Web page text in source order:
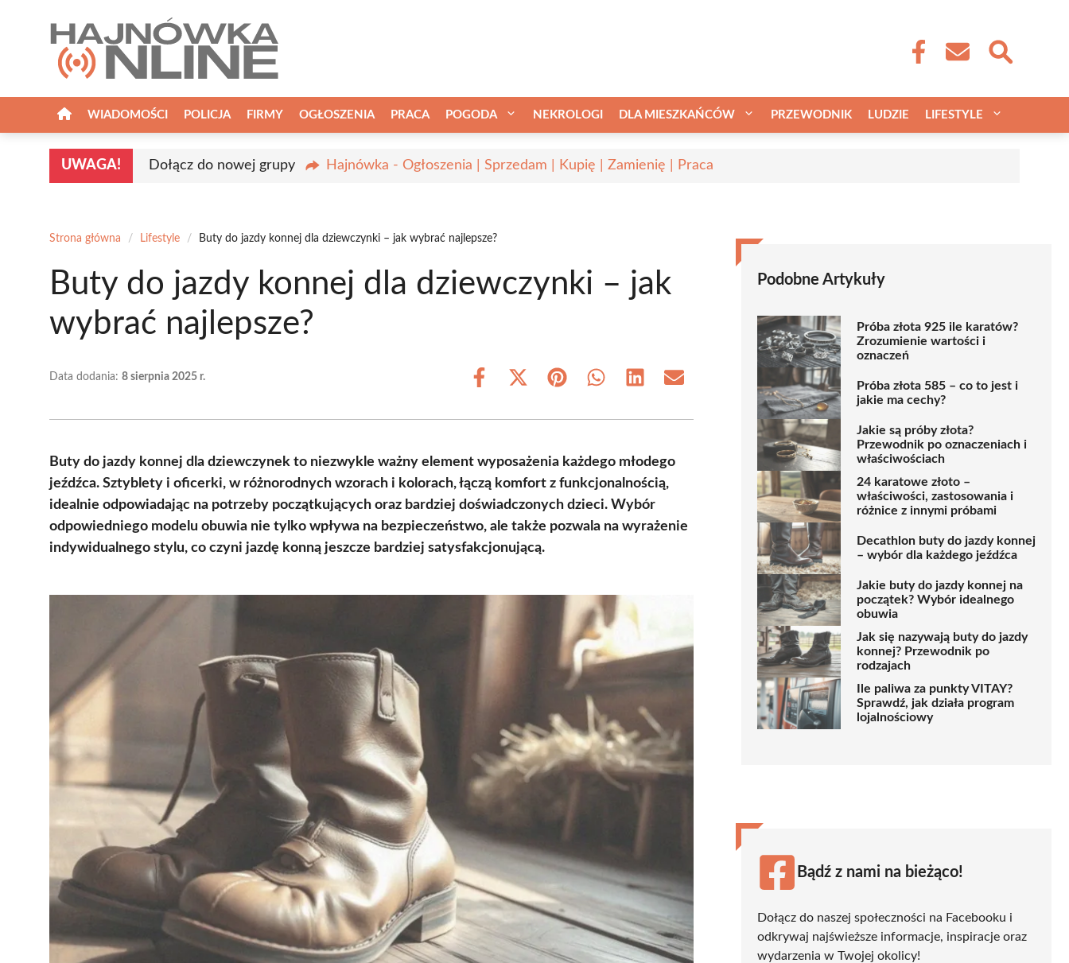
WIADOMOŚCI POLICJA FIRMY OGŁOSZENIA PRACA POGODA NEKROLOGI DLA MIESZKAŃCÓW PRZEWODNIK LUDZIE LIFESTYLE
UWAGA! Dołącz do nowej grupy Hajnówka - Ogłoszenia | Sprzedam | Kupię | Zamienię | Praca
Strona główna / Lifestyle / Buty do jazdy konnej dla dziewczynki – jak wybrać najlepsze?
Buty do jazdy konnej dla dziewczynki – jak
wybrać najlepsze?
Data dodania: 8 sierpnia 2025 r.
Share
Share
(Twitter)
Share Share Share Share
Buty do jazdy konnej dla dziewczynek to niezwykle ważny element wyposażenia każdego młodego
jeźdźca. Sztyblety i oficerki, w różnorodnych wzorach i kolorach, łączą komfort z funkcjonalnością,
idealnie odpowiadając na potrzeby początkujących oraz bardziej doświadczonych dzieci. Wybór
odpowiedniego modelu obuwia nie tylko wpływa na bezpieczeństwo, ale także pozwala na wyrażenie
indywidualnego stylu, co czyni jazdę konną jeszcze bardziej satysfakcjonującą.
Podobne Artykuły
Próba złota 925 ile karatów?
Zrozumienie wartości i
oznaczeń
Próba złota 585 – co to jest i
jakie ma cechy?
Jakie są próby złota?
Przewodnik po oznaczeniach i
właściwościach
24 karatowe złoto –
właściwości, zastosowania i
różnice z innymi próbami
Decathlon buty do jazdy konnej
– wybór dla każdego jeźdźca
Jakie buty do jazdy konnej na
początek? Wybór idealnego
obuwia
Jak się nazywają buty do jazdy
konnej? Przewodnik po
rodzajach
Ile paliwa za punkty VITAY?
Sprawdź, jak działa program
lojalnościowy
Bądź z nami na bieżąco!
Dołącz do naszej społeczności na Facebooku i
odkrywaj najświeższe informacje, inspiracje oraz
wydarzenia w Twojej okolicy!